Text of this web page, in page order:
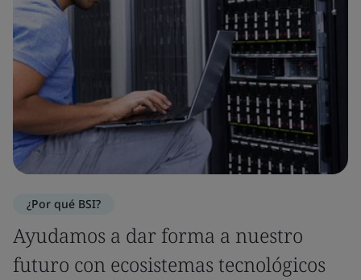
¿Por qué BSI?
Ayudamos a dar forma a nuestro
futuro con ecosistemas tecnológicos